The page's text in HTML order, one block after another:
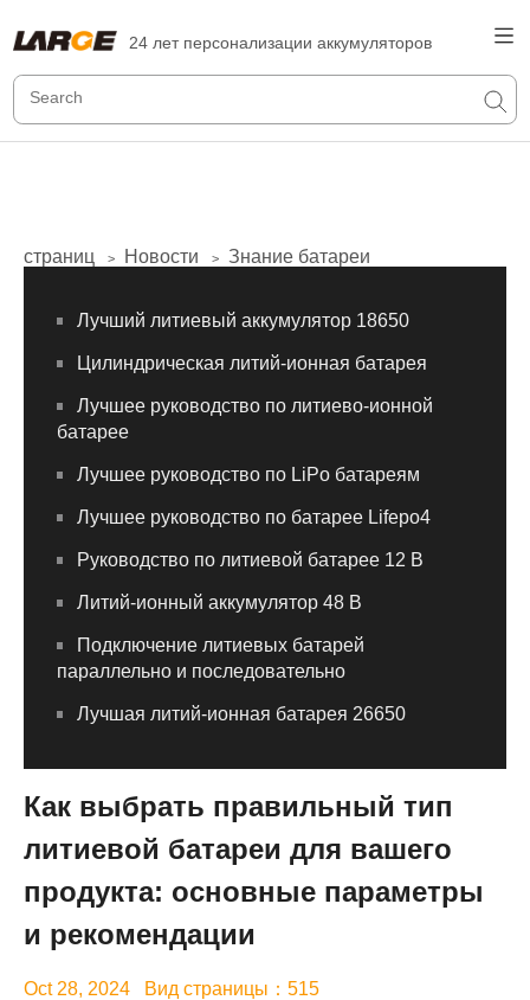
24 лет персонализации аккумуляторов
страниц > Новости > Знание батареи
Лучший литиевый аккумулятор 18650
Цилиндрическая литий-ионная батарея
Лучшее руководство по литиево-ионной
батарее
Лучшее руководство по LiPo батареям
Лучшее руководство по батарее Lifepo4
Руководство по литиевой батарее 12 В
Литий-ионный аккумулятор 48 В
Подключение литиевых батарей
параллельно и последовательно
Лучшая литий-ионная батарея 26650
Как выбрать правильный тип
литиевой батареи для вашего
продукта: основные параметры
и рекомендации
Oct 28, 2024 Вид страницы：515